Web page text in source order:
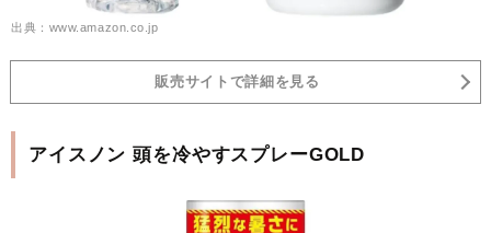
出典：www.amazon.co.jp
販売サイトで詳細を見る
アイスノン 頭を冷やすスプレーGOLD